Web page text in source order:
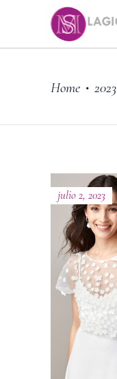
Home • 2023
julio 2, 2023